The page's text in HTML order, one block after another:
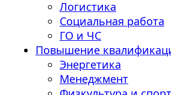
Логистика
Социальная работа
ГО и ЧС
Повышение
Энергетика
Менеджмент